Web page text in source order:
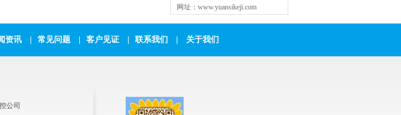
网址：www.yuansikeji.com
资讯 常见问题 客户见证 联系我们 关于我们
公司